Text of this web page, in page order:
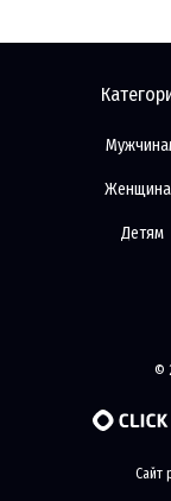
Детям
©
Сайт